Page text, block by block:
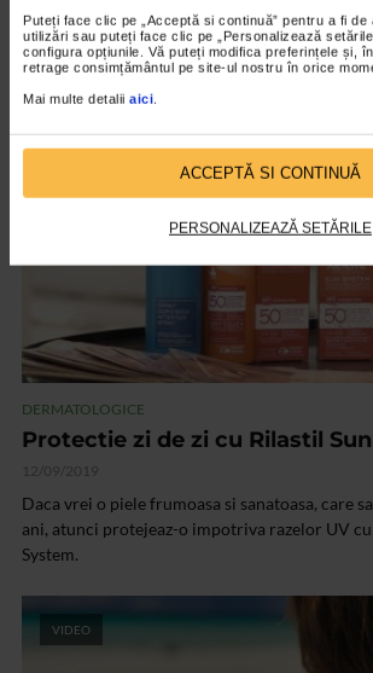
Puteți face clic pe „Acceptă si continuă” pentru a fi
utilizări sau puteți face clic pe „Personalizează
configura opțiunile. Vă puteți modifica preferințele și,
retrage consimțământul pe site-ul nostru în orice
Mai multe detalii aici.
ACCEPTĂ SI CONTINUĂ
PERSONALIZEAZĂ SETĂRILE
Acneea este o afectiune dermatologica des
probleme au incercat cu siguranta diferite
din ele fara efect.
VIDEO
DERMATOLOGICE
Protectie zi de zi cu Rilastil
12/09/2019
Daca vrei o piele frumoasa si sanatoasa, care
ani, atunci protejeaz-o impotriva razelor UV cu
System.
VIDEO